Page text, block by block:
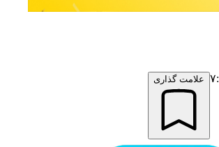
علامت گذاری